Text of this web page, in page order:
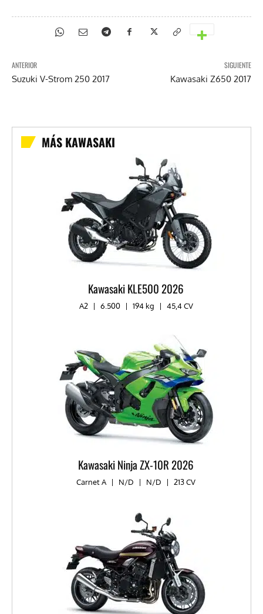
ANTERIOR
Suzuki V-Strom 250 2017
SIGUIENTE
Kawasaki Z650 2017
MÁS KAWASAKI
Kawasaki KLE500 2026
A2 | 6.500 | 194 kg | 45,4 CV
Kawasaki Ninja ZX-10R 2026
Carnet A | N/D | N/D | 213 CV